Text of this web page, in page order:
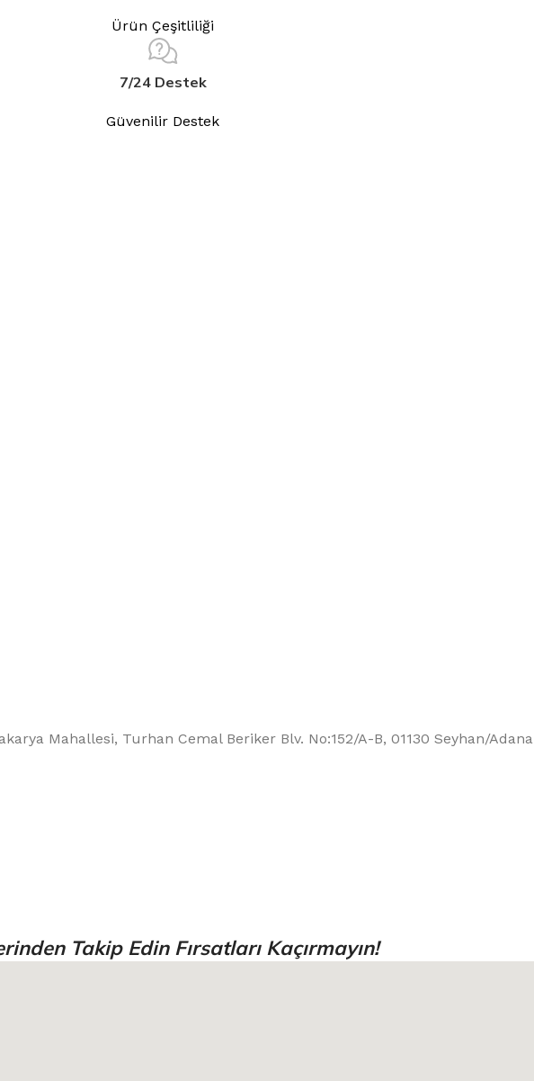
Ürün Çeşitliliği
7/24 Destek
Güvenilir Destek
Mahallesi, Turhan Cemal Beriker Blv. No:152/A-B, 01130 Seyhan/Adana
Takip Edin Fırsatları Kaçırmayın!